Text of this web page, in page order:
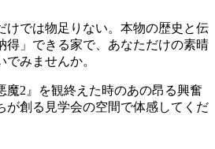
けでは物足りない。本物の歴史と伝
得」できる家で、あなただけの素晴
みませんか。
魔2』を観終えた時のあの昂る興奮
が創る見学会の空間で体感してくだ